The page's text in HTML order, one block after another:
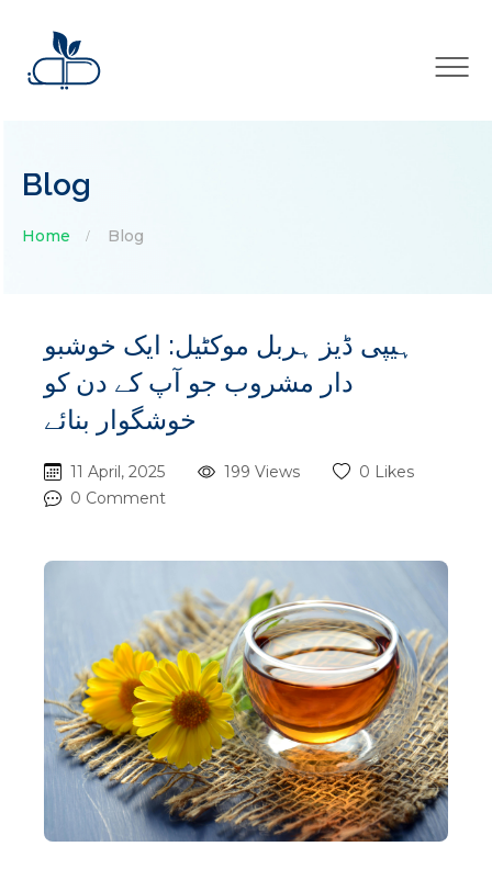
×
Blog
Home Blog
ہیپی ڈیز ہربل موکٹیل: ایک خوشبو
دار مشروب جو آپ کے دن کو
خوشگوار بنائے
11 April, 2025 199 Views
0 Likes
0 Comment